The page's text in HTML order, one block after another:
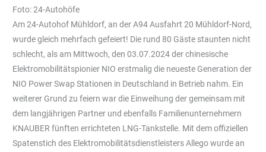
Foto: 24-Autohöfe
Am 24-Autohof Mühldorf, an der A94 Ausfahrt 20 Mühldorf-Nord,
wurde gleich mehrfach gefeiert! Die rund 80 Gäste staunten nicht
schlecht, als am Mittwoch, den 03.07.2024 der chinesische
Elektromobilitätspionier NIO erstmalig die neueste Generation der
NIO Power Swap Stationen in Deutschland in Betrieb nahm. Ein
weiterer Grund zu feiern war die Einweihung der gemeinsam mit
dem langjährigen Partner und ebenfalls Familienunternehmern
KNAUBER fünften errichteten LNG-Tankstelle. Mit dem offiziellen
Spatenstich des Elektromobilitätsdienstleisters Allego wurde an